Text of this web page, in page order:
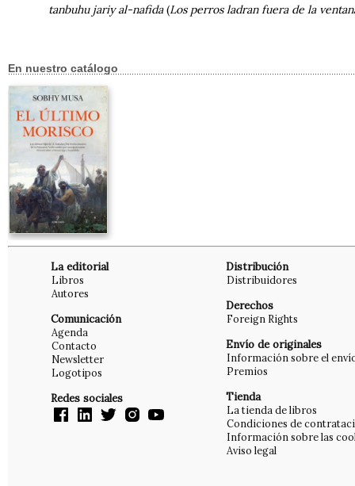
tanbuhu jariy al-nafida(Los perros ladran fuera de la
En nuestro catálogo
La editorial
Libros
Autores
Comunicación
Agenda
Contacto
Newsletter
Logotipos
Redes sociales
Distribución
Distribuidores
Derechos
Foreign Rights
Envío de originales
Información sobre el
Premios
Tienda
La tienda de libros
Condiciones de
Información sobre las
Aviso legal